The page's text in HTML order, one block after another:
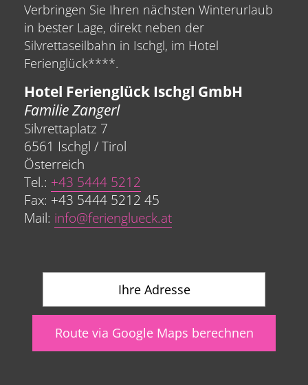
Verbringen Sie Ihren nächsten Winterurlaub
in bester Lage, direkt neben der
Silvrettaseilbahn in Ischgl, im Hotel
Ferienglück****.
Hotel Ferienglück Ischgl GmbH
Familie Zangerl
Silvrettaplatz 7
6561 Ischgl / Tirol
Österreich
Tel.: +43 5444 5212
Fax: +43 5444 5212 45
Mail: info@ferienglueck.at
Route via Google Maps berechnen